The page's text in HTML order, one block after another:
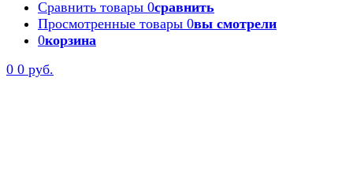
Сравнить товары 0сравнить
Просмотренные товары 0вы смотрели
0корзина
0 0 руб.